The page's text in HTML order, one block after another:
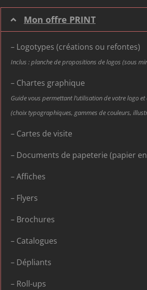
Mon offre PRINT​
– Logotypes (créations ou refontes)
Inclus : planche de propositions de logos (sous
– Chartes graphique
Guide vous permettant l’utilisation de votre logo
(choix typographiques, gammes de couleurs,
– Cartes de visite
– Documents de papeterie (papier
– Affiches
– Flyers
– Brochures
– Catalogues
– Dépliants
– Roll-ups